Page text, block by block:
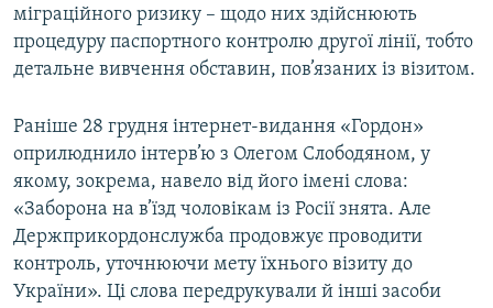
міграційного ризику – щодо них здійснюють
процедуру паспортного контролю другої лінії, тобто
детальне вивчення обставин, пов’язаних із візитом.
Раніше 28 грудня інтернет-видання «Гордон»
оприлюднило інтерв’ю з Олегом Слободяном, у
якому, зокрема, навело від його імені слова:
«Заборона на в’їзд чоловікам із Росії знята. Але
Держприкордонслужба продовжує проводити
контроль, уточнюючи мету їхнього візиту до
України». Ці слова передрукували й інші засоби